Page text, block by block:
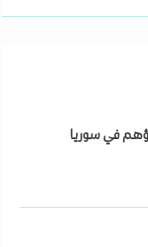
في سوريا